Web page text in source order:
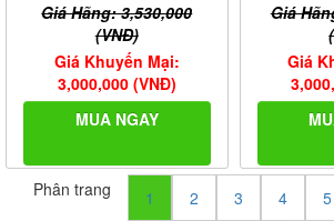
Giá Hãng: 3,530,000
(VNĐ)
Giá Khuyến Mại:
3,000,000 (VNĐ)
MUA NGAY
Giá
Giá
Phân trang 1 2 3 4 5